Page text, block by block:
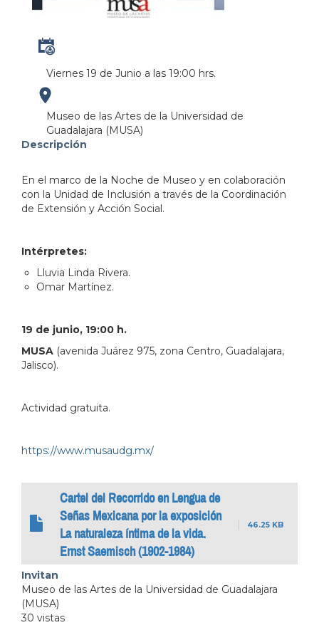
Viernes 19 de Junio a las 19:00 hrs.
Museo de las Artes de la Universidad de
Guadalajara (MUSA)
Descripción
En el marco de la Noche de Museo y en colaboración
con la Unidad de Inclusión a través de la Coordinación
de Extensión y Acción Social.
Intérpretes:
Lluvia Linda Rivera.
Omar Martínez.
19 de junio, 19:00 h.
MUSA (avenida Juárez 975, zona Centro, Guadalajara,
Jalisco).
Actividad gratuita.
https://www.musaudg.mx/
Cartel del Recorrido en Lengua de
Señas Mexicana por la exposición
La naturaleza íntima de la vida.
Ernst Saemisch (1902-1984)
46.25 KB
Invitan
Museo de las Artes de la Universidad de Guadalajara
(MUSA)
30 vistas